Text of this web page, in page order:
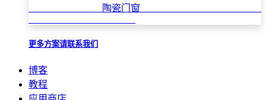
陶瓷门窗
更多方案请联系我们
博客
教程